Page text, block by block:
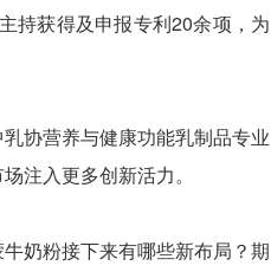
持获得及申报专利20余项，为
协营养与健康功能乳制品专业
注入更多创新活力。
奶粉接下来有哪些新布局？期